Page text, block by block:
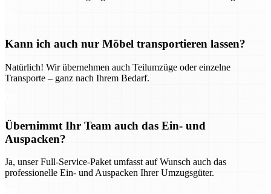
Kann ich auch nur Möbel transportieren lassen?
Natürlich! Wir übernehmen auch Teilumzüge oder einzelne
Transporte – ganz nach Ihrem Bedarf.
Übernimmt Ihr Team auch das Ein- und
Auspacken?
Ja, unser Full-Service-Paket umfasst auf Wunsch auch das
professionelle Ein- und Auspacken Ihrer Umzugsgüter.